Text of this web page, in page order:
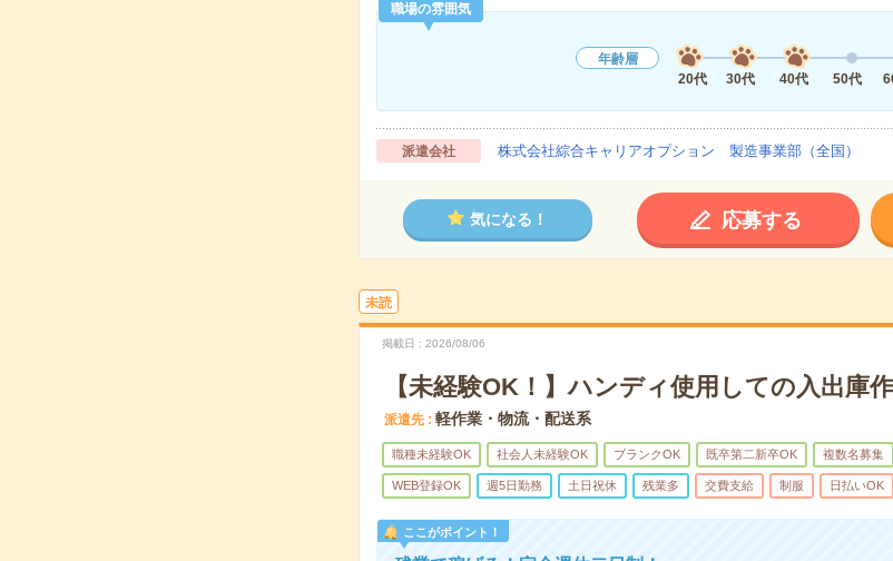
職場の雰囲気
年齢層
20代
30代 40代 50代
派遣会社 株式会社綜合キャリアオプション 製造事業部（全国）
気になる！ 応募する
未読
掲載日 2026/08/06
【未経験OK！】ハンディ使用しての入出庫
派遣先 軽作業・物流・配送系
職種未経験OK 社会人未経験OK ブランクOK 既卒第二新卒OK 複数名募集
WEB登録OK 週5日勤務 土日祝休 残業多 交費支給 制服 日払いOK
ここがポイント！